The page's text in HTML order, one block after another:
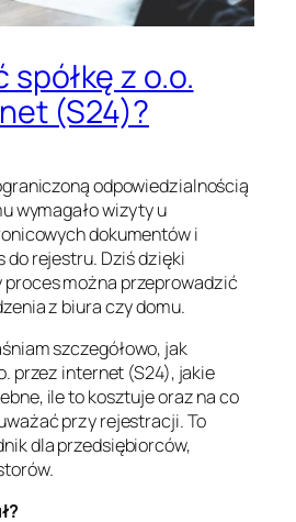
spółkę z o.o.
(S24)?
odpowiedzialnością
wymagało wizyty u
dokumentów i
do rejestru. Dziś dzięki
proces można przeprowadzić
z biura czy domu.
szczegółowo, jak
przez internet (S24), jakie
ile to kosztuje oraz na co
przy rejestracji. To
dla przedsiębiorców,